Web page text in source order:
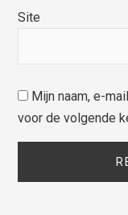
Site
Mijn naam, e-
voor de volgende